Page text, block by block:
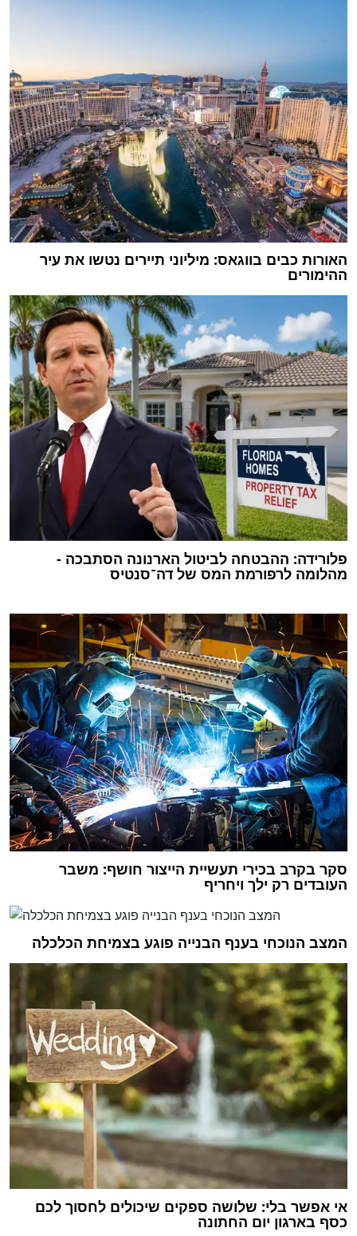
האורות כבים בווגאס: מיליוני תיירים נטשו את עיר
ההימורים
פלורידה: ההבטחה לביטול הארנונה הסתבכה -
מהלומה לרפורמת המס של דה־סנטיס
סקר בקרב בכירי תעשיית הייצור חושף: משבר
העובדים רק ילך ויחריף
המצב הנוכחי בענף הבנייה פוגע בצמיחת הכלכלה
אי אפשר בלי: שלושה ספקים שיכולים לחסוך לכם
כסף בארגון יום החתונה